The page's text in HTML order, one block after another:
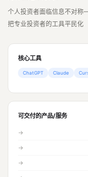
个人投资者面临信息不对称
把专业投资者的工具平民化
核心工具
ChatGPT Claude
可交付的产品/服务
→
→
→